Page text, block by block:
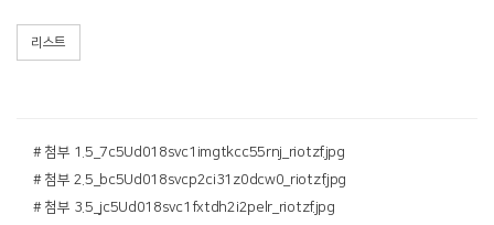
리스트
# 첨부 1.5_7c5Ud018svc1imgtkcc55rnj_riotzf.jpg
# 첨부 2.5_bc5Ud018svcp2ci31z0dcw0_riotzf.jpg
# 첨부 3.5_jc5Ud018svc1fxtdh2i2pelr_riotzf.jpg